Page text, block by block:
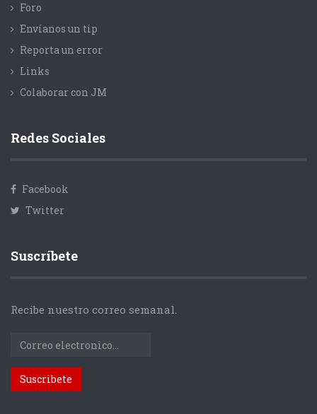
Foro
Envíanos un tip
Reporta un error
Links
Colaborar con JM
Redes Sociales
Facebook
Twitter
Suscríbete
Recibe nuestro correo semanal.